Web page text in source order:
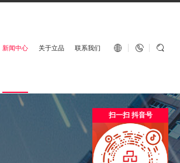
新闻中心 关于立品 联系我们 English  
扫一扫 抖音号